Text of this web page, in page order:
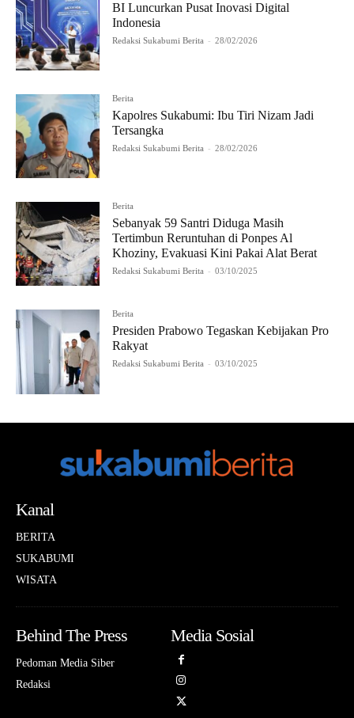
BI Luncurkan Pusat Inovasi Digital
Indonesia
Redaksi Sukabumi Berita - 28/02/2026
Berita
Kapolres Sukabumi: Ibu Tiri Nizam Jadi
Tersangka
Redaksi Sukabumi Berita - 28/02/2026
Berita
Sebanyak 59 Santri Diduga Masih
Tertimbun Reruntuhan di Ponpes Al
Khoziny, Evakuasi Kini Pakai Alat Berat
Redaksi Sukabumi Berita - 03/10/2025
Berita
Presiden Prabowo Tegaskan Kebijakan Pro
Rakyat
Redaksi Sukabumi Berita - 03/10/2025
Kanal
BERITA
SUKABUMI
WISATA
Behind The Press
Pedoman Media Siber
Redaksi
Media Sosial